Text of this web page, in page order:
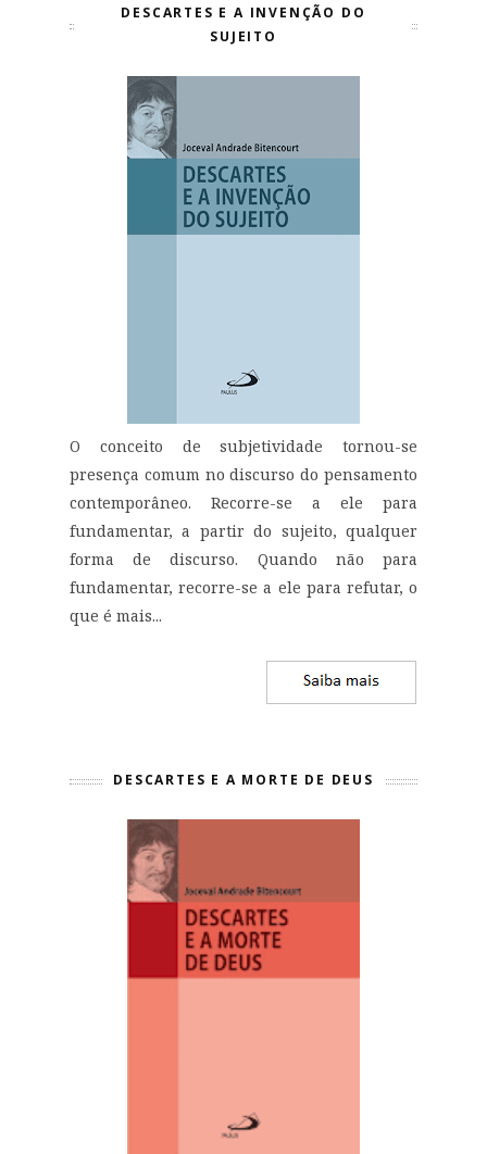
DESCARTES E A INVENÇÃO DO
SUJEITO
O conceito de subjetividade tornou-se
presença comum no discurso do pensamento
contemporâneo. Recorre-se a ele para
fundamentar, a partir do sujeito, qualquer
forma de discurso. Quando não para
fundamentar, recorre-se a ele para refutar, o
que é mais...
DESCARTES E A MORTE DE DEUS